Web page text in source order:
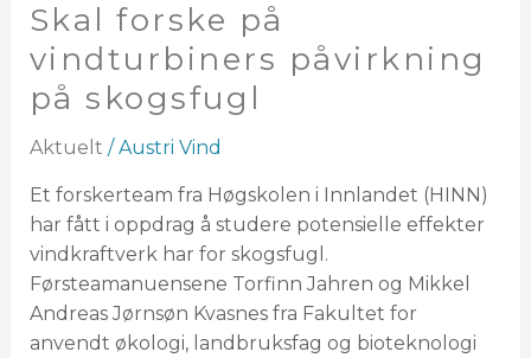
Skal forske på
vindturbiners påvirkning
på skogsfugl
Aktuelt / Austri Vind
Et forskerteam fra Høgskolen i Innlandet (HINN)
har fått i oppdrag å studere potensielle effekter
vindkraftverk har for skogsfugl.
Førsteamanuensene Torfinn Jahren og Mikkel
Andreas Jørnsøn Kvasnes fra Fakultet for
anvendt økologi, landbruksfag og bioteknologi